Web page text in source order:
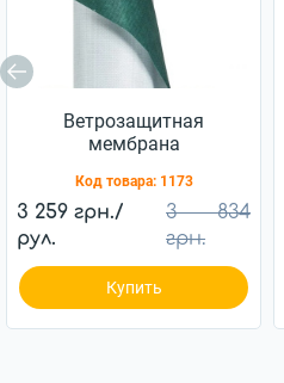
Ветрозащитная
мембрана
85г/м2 (75м2)
Код товара: 1173
3 259 грн./
рул.
3 834
грн.
Купить